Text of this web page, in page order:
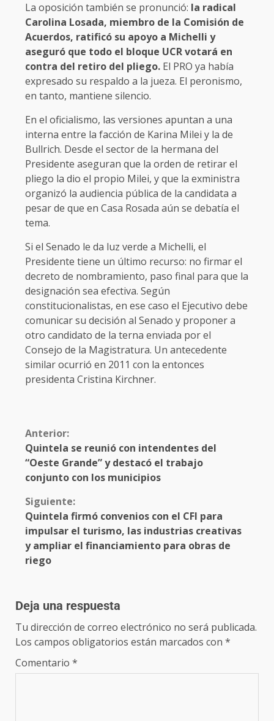
La oposición también se pronunció: la radical
Carolina Losada, miembro de la Comisión de
Acuerdos, ratificó su apoyo a Michelli y
aseguró que todo el bloque UCR votará en
contra del retiro del pliego. El PRO ya había
expresado su respaldo a la jueza. El peronismo,
en tanto, mantiene silencio.
En el oficialismo, las versiones apuntan a una
interna entre la facción de Karina Milei y la de
Bullrich. Desde el sector de la hermana del
Presidente aseguran que la orden de retirar el
pliego la dio el propio Milei, y que la exministra
organizó la audiencia pública de la candidata a
pesar de que en Casa Rosada aún se debatía el
tema.
Si el Senado le da luz verde a Michelli, el
Presidente tiene un último recurso: no firmar el
decreto de nombramiento, paso final para que la
designación sea efectiva. Según
constitucionalistas, en ese caso el Ejecutivo debe
comunicar su decisión al Senado y proponer a
otro candidato de la terna enviada por el
Consejo de la Magistratura. Un antecedente
similar ocurrió en 2011 con la entonces
presidenta Cristina Kirchner.
Anterior:
Quintela se reunió con intendentes del
“Oeste Grande” y destacó el trabajo
conjunto con los municipios
Siguiente:
Quintela firmó convenios con el CFI para
impulsar el turismo, las industrias creativas
y ampliar el financiamiento para obras de
riego
Deja una respuesta
Tu dirección de correo electrónico no será publicada.
Los campos obligatorios están marcados con *
Comentario *